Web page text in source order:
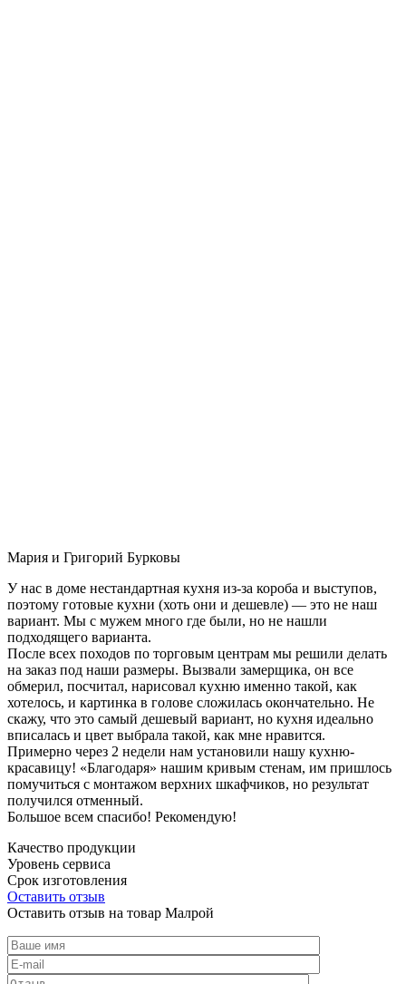
Мария и Григорий Бурковы
У нас в доме нестандартная кухня из-за короба и выступов,
поэтому готовые кухни (хоть они и дешевле) — это не наш
вариант. Мы с мужем много где были, но не нашли
подходящего варианта.
После всех походов по торговым центрам мы решили делать
на заказ под наши размеры. Вызвали замерщика, он все
обмерил, посчитал, нарисовал кухню именно такой, как
хотелось, и картинка в голове сложилась окончательно. Не
скажу, что это самый дешевый вариант, но кухня идеально
вписалась и цвет выбрала такой, как мне нравится.
Примерно через 2 недели нам установили нашу кухню-
красавицу! «Благодаря» нашим кривым стенам, им пришлось
помучиться с монтажом верхних шкафчиков, но результат
получился отменный.
Большое всем спасибо! Рекомендую!
Качество продукции
Уровень сервиса
Срок изготовления
Оставить отзыв
Оставить отзыв на товар Малрой